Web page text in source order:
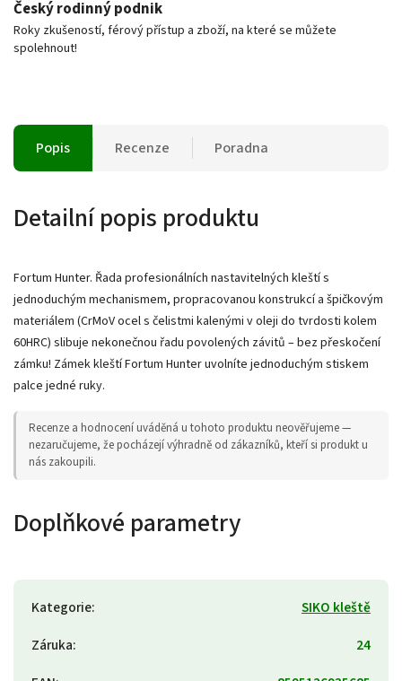
Český rodinný podnik
Roky zkušeností, férový přístup a zboží, na které se můžete
spolehnout!
Popis Recenze Poradna
Detailní popis produktu
Fortum Hunter. Řada profesionálních nastavitelných kleští s
jednoduchým mechanismem, propracovanou konstrukcí a špičkovým
materiálem (CrMoV ocel s čelistmi kalenými v oleji do tvrdosti kolem
60HRC) slibuje nekonečnou řadu povolených závitů – bez přeskočení
zámku! Zámek kleští Fortum Hunter uvolníte jednoduchým stiskem
palce jedné ruky.
Recenze a hodnocení uváděná u tohoto produktu neověřujeme —
nezaručujeme, že pocházejí výhradně od zákazníků, kteří si produkt u
nás zakoupili.
Doplňkové parametry
Kategorie:
SIKO kleště
Záruka:
24